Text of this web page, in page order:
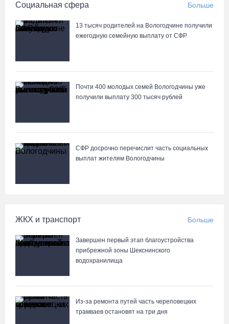
Социальная сфера Больше
13 тысяч родителей на Вологодчине получили
ежегодную семейную выплату от СФР
Почти 400 молодых семей Вологодчины уже
получили выплату 300 тысяч рублей
СФР досрочно перечислит часть социальных
выплат жителям Вологодчины
ЖКХ и транспорт Больше
Завершен первый этап благоустройства
прибрежной зоны Шекснинского
водохранилища
Из-за ремонта путей часть череповецких
трамваев остановят на три дня